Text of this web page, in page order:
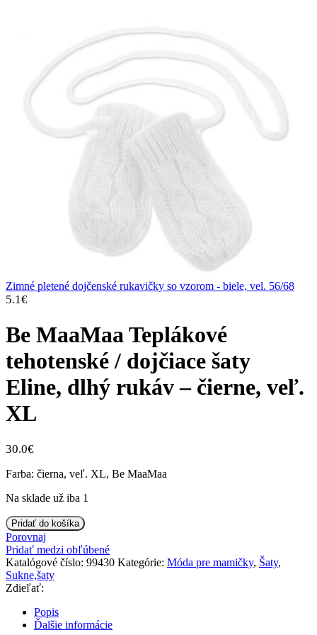
Zimné pletené dojčenské rukavičky so vzorom - biele, vel. 56/68
5.1€
Be MaaMaa Teplákové
tehotenské / dojčiace šaty
Eline, dlhý rukáv – čierne, veľ.
XL
30.0€
Farba: čierna, veľ. XL, Be MaaMaa
Na sklade už iba 1
množstvo
Be
MaaMaa
Teplákové
tehotenské
/
Eline,
Pridať do košíka
Porovnaj
Pridať medzi obľúbené
Katalógové číslo: 99430 Kategórie: Móda pre mamičky, Šaty,
Sukne,šaty
Zdieľať:
Popis
Ďalšie informácie